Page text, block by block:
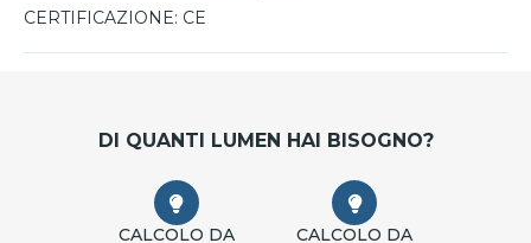
CERTIFICAZIONE: CE
DI QUANTI LUMEN HAI BISOGNO?
CALCOLO DA
CALCOLO DA